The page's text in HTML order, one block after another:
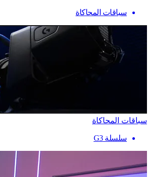
سباقات المحاكاة
سباقات المحاكاة
سلسلة G3